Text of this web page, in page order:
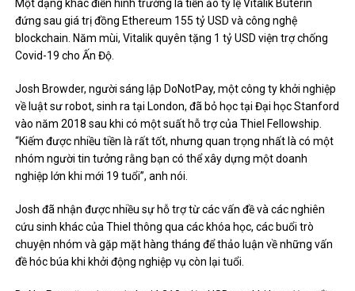
Một dạng khác điển hình trường là tiền ảo tỷ lệ Vitalik Buterin
đứng sau giá trị đồng Ethereum 155 tỷ USD và công nghệ
blockchain. Năm mùi, Vitalik quyên tặng 1 tỷ USD viện trợ chống
Covid-19 cho Ấn Độ.
Josh Browder, người sáng lập DoNotPay, một công ty khởi nghiệp
về luật sư robot, sinh ra tại London, đã bỏ học tại Đại học Stanford
vào năm 2018 sau khi có một suất hỗ trợ của Thiel Fellowship.
“Kiếm được nhiều tiền là rất tốt, nhưng quan trọng nhất là có một
nhóm người tin tưởng rằng bạn có thể xây dựng một doanh
nghiệp lớn khi mới 19 tuổi”, anh nói.
Josh đã nhận được nhiều sự hỗ trợ từ các vấn đề và các nghiên
cứu sinh khác của Thiel thông qua các khóa học, các buổi trò
chuyện nhóm và gặp mặt hàng tháng để thảo luận về những vấn
đề hóc búa khi khởi động nghiệp vụ còn lại tuổi.